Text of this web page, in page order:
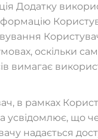
Додатку
оскільки
вимагає
в рамках
усвідомлює, що
надається